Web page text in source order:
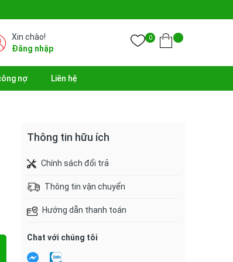
Xin chào!
Đăng nhập
0
nợ Liên hệ
Thông tin hữu ích
Chính sách đổi trả
Thông tin vận chuyển
Hướng dẫn thanh toán
Chat với chúng tôi